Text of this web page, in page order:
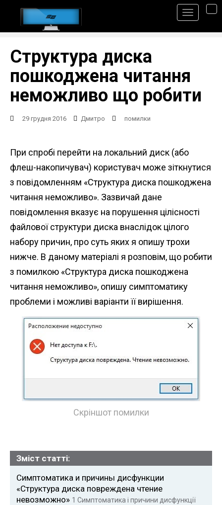
Структура диска
пошкоджена читання
неможливо що робити
29 грудня 2016 Дмитро помилки
При спробі перейти на локальний диск (або
флеш-накопичувач) користувач може зіткнутися
з повідомленням «Структура диска пошкоджена
читання неможливо». Зазвичай дане
повідомлення вказує на порушення цілісності
файлової структури диска внаслідок цілого
набору причин, про суть яких я опишу трохи
нижче. В даному матеріалі я розповім, що робити
з помилкою «Структура диска пошкоджена
читання неможливо», опишу симптоматику
проблеми і можливі варіанти її вирішення.
Скріншот помилки
Зміст статті:
Симптоматика и причины дисфункции
«Структура диска повреждена чтение
невозможно» 1 Симптоматика і причини дисфункції